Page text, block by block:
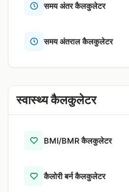
समय अंतर कैलकुलेटर
समय अंतराल कैलकुलेटर
स्वास्थ्य कैलकुलेटर
BMI/BMR कैलकुलेटर
कैलोरी बर्न कैलकुलेटर